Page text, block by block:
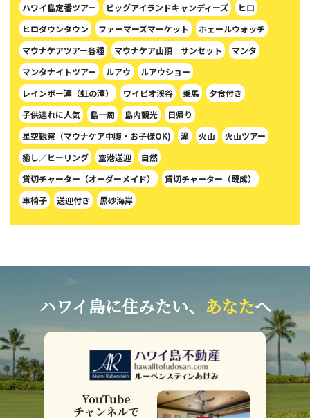
ハワイ島定番ツアー
ビッグアイランドキャンディーズ
ヒロ
ヒロダウンタウン
ファーマーズマーケット
ホェールウォッチ
マウナケアツアー各種
マウナケア山頂 サンセット
マンタ
マンタナイトツアー
ルアウ
ルアウショー
レインボー滝（虹の滝）
ワイピオ渓谷 乗馬
夕食付き
子供連れに人気
島一周 島内観光
日帰り
星空観察（マウナケア中腹・お子様OK)
滝 火山
火山ツアー
癒し／ヒーリング
空港送迎
自然
貸切チャーター（オーダーメイド）
貸切チャーター（既成）
車椅子
送迎付き 黒砂海岸
ハワイ島に住みたい、 あなたへ